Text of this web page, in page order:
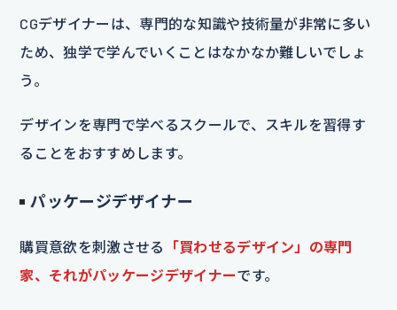
CGデザイナーは、専門的な知識や技術量が非常に多い
ため、独学で学んでいくことはなかなか難しいでしょ
う。
デザインを専門で学べるスクールで、スキルを習得す
ることをおすすめします。
パッケージデザイナー
購買意欲を刺激させる
「買わせるデザイン」の専門
家、それがパッケージデザイナーです。